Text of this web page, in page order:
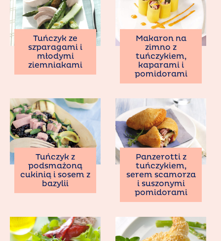
Tuńczyk ze
szparagami i
młodymi
ziemniakami
Makaron na
zimno z
tuńczykiem,
kaparami i
pomidorami
Tuńczyk z
podsmażoną
cukinią i sosem z
bazylii
Panzerotti z
tuńczykiem,
serem scamorza
i suszonymi
pomidorami